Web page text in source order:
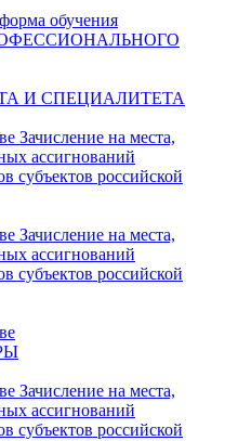
обучения
И СПЕЦИАЛИТЕТА
Зачисление на места,
ассигнований
субъектов российской
Зачисление на места,
ассигнований
субъектов российской
Зачисление на места,
ассигнований
субъектов российской